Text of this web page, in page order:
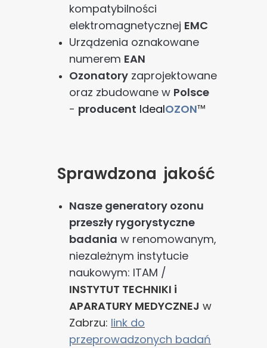
kompatybilności
elektromagnetycznej EMC
Urządzenia oznakowane
numerem EAN
Ozonatory zaprojektowane
oraz zbudowane w Polsce
- producent IdealOZON™
Sprawdzona jakość
Nasze generatory ozonu
przeszły rygorystyczne
badania w renomowanym,
niezależnym instytucie
naukowym: ITAM /
INSTYTUT TECHNIKI i
APARATURY MEDYCZNEJ w
Zabrzu: link do
przeprowadzonych badań